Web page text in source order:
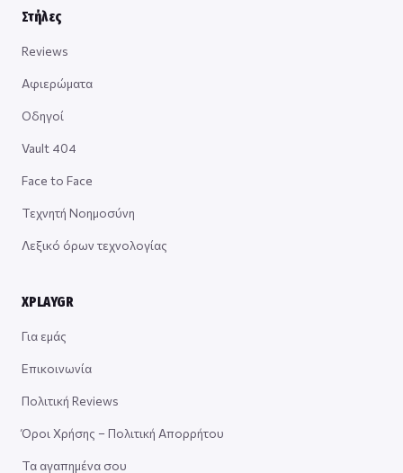
Στήλες
Reviews
Αφιερώματα
Οδηγοί
Vault 404
Face to Face
Τεχνητή Νοημοσύνη
Λεξικό όρων τεχνολογίας
XPLAYGR
Για εμάς
Επικοινωνία
Πολιτική Reviews
Όροι Χρήσης – Πολιτική Απορρήτου
Τα αγαπημένα σου